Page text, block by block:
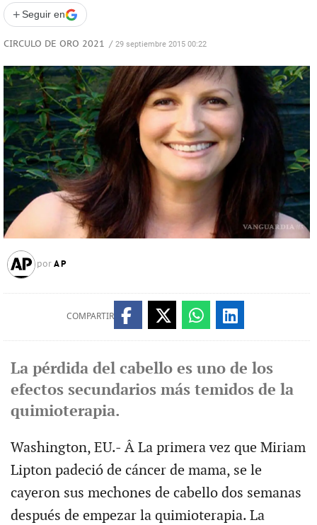
+ Seguir en
CIRCULO DE ORO 2021 / 29 septiembre 2015 00:22
por AP
COMPARTIR
La pérdida del cabello es uno de los
efectos secundarios más temidos de la
quimioterapia.
Washington, EU.- Â La primera vez que Miriam
Lipton padeció de cáncer de mama, se le
cayeron sus mechones de cabello dos semanas
después de empezar la quimioterapia. La